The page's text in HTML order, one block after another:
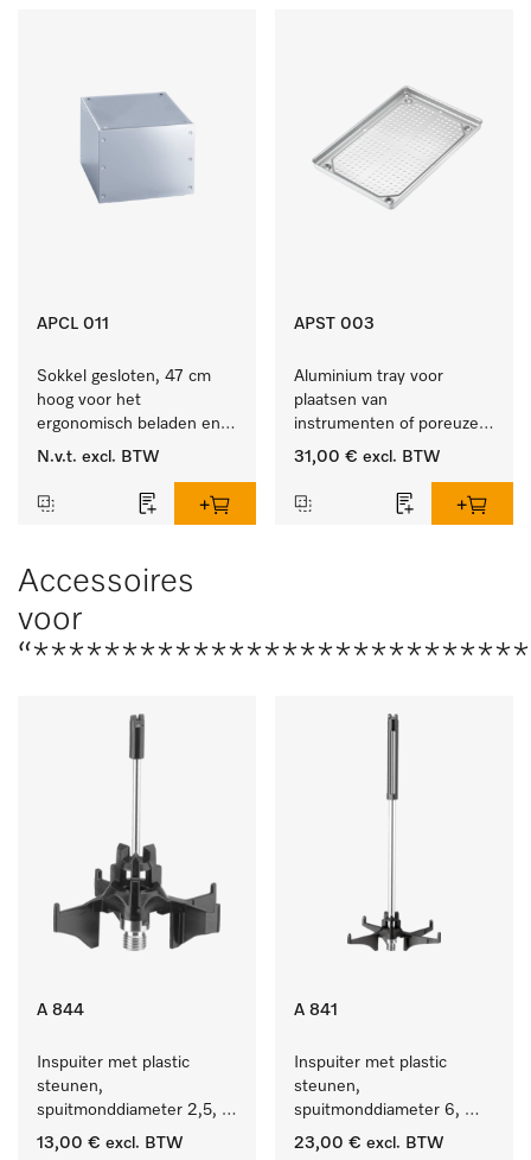
APCL 011
Sokkel gesloten, 47 cm
hoog voor het
ergonomisch beladen en
legen van de wasmachine
N.v.t. excl. BTW
APST 003
Aluminium tray voor
plaatsen van
instrumenten of poreuze
goederen, klein.
31,00 € excl. BTW
Accessoires
voor
A 844
Inspuiter met plastic
steunen,
spuitmonddiameter 2,5,
lengte 80 mm, 1 stuk.
13,00 € excl. BTW
A 841
Inspuiter met plastic
steunen,
spuitmonddiameter 6,
lengte 210 mm, 1 stuk
23,00 € excl. BTW